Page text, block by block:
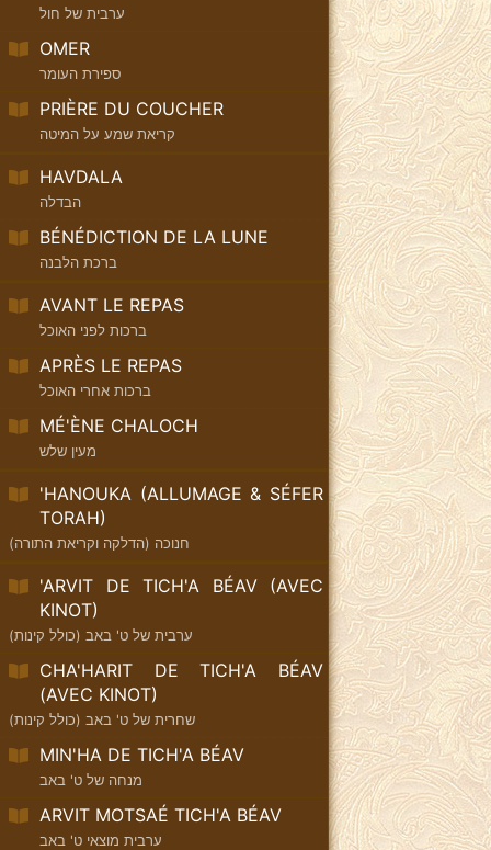
ערבית של חול
OMER
ספירת העומר
PRIÈRE DU COUCHER
קריאת שמע על המיטה
HAVDALA
הבדלה
BÉNÉDICTION DE LA LUNE
ברכת הלבנה
AVANT LE REPAS
ברכות לפני האוכל
APRÈS LE REPAS
ברכות אחרי האוכל
MÉ'ÈNE CHALOCH
מעין שלש
'HANOUKA (ALLUMAGE & SÉFER
TORAH)
חנוכה (הדלקה וקריאת התורה)
'ARVIT DE TICH'A BÉAV (AVEC
KINOT)
ערבית של ט' באב (כולל קינות)
CHA'HARIT DE TICH'A BÉAV
(AVEC KINOT)
שחרית של ט' באב (כולל קינות)
MIN'HA DE TICH'A BÉAV
מנחה של ט' באב
ARVIT MOTSAÉ TICH'A BÉAV
ערבית מוצאי ט' באב